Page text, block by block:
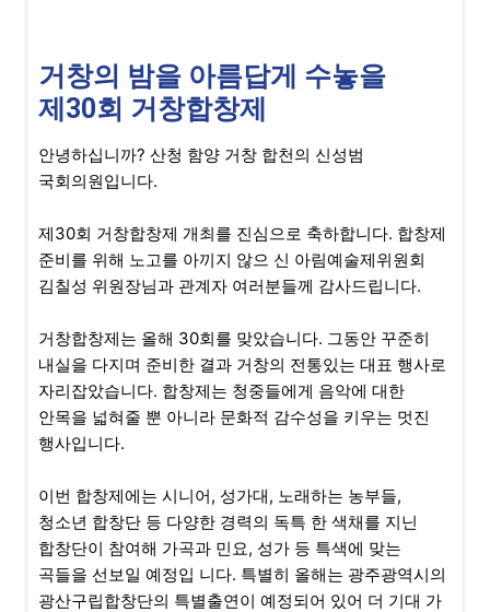
거창의 밤을 아름답게 수놓을
제30회 거창합창제
안녕하십니까? 산청 함양 거창 합천의 신성범
국회의원입니다.
제30회 거창합창제 개최를 진심으로 축하합니다. 합창제
준비를 위해 노고를 아끼지 않으 신 아림예술제위원회
김칠성 위원장님과 관계자 여러분들께 감사드립니다.
거창합창제는 올해 30회를 맞았습니다. 그동안 꾸준히
내실을 다지며 준비한 결과 거창의 전통있는 대표 행사로
자리잡았습니다. 합창제는 청중들에게 음악에 대한
안목을 넓혀줄 뿐 아니라 문화적 감수성을 키우는 멋진
행사입니다.
이번 합창제에는 시니어, 성가대, 노래하는 농부들,
청소년 합창단 등 다양한 경력의 독특 한 색채를 지닌
합창단이 참여해 가곡과 민요, 성가 등 특색에 맞는
곡들을 선보일 예정입 니다. 특별히 올해는 광주광역시의
광산구립합창단의 특별출연이 예정되어 있어 더 기대 가